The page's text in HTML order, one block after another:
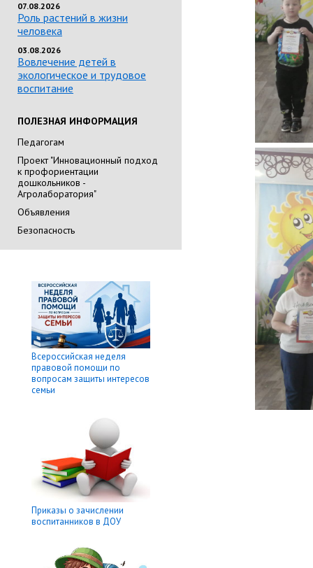
07.08.2026
Роль растений в жизни
человека
03.08.2026
Вовлечение детей в
экологическое и трудовое
воспитание
ПОЛЕЗНАЯ ИНФОРМАЦИЯ
Педагогам
Проект "Инновационный подход
к профориентации
дошкольников -
Агролаборатория"
Объявления
Безопасность
Всероссийская неделя
правовой помощи по
вопросам защиты интересов
семьи
Приказы о зачислении
воспитанников в ДОУ